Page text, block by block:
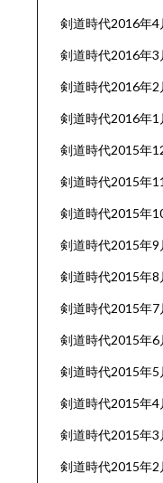
剣道時代2016年4
剣道時代2016年3
剣道時代2016年2
剣道時代2016年1
剣道時代2015年
剣道時代2015年
剣道時代2015年
剣道時代2015年9
剣道時代2015年8
剣道時代2015年7
剣道時代2015年6
剣道時代2015年5
剣道時代2015年4
剣道時代2015年3
剣道時代2015年2